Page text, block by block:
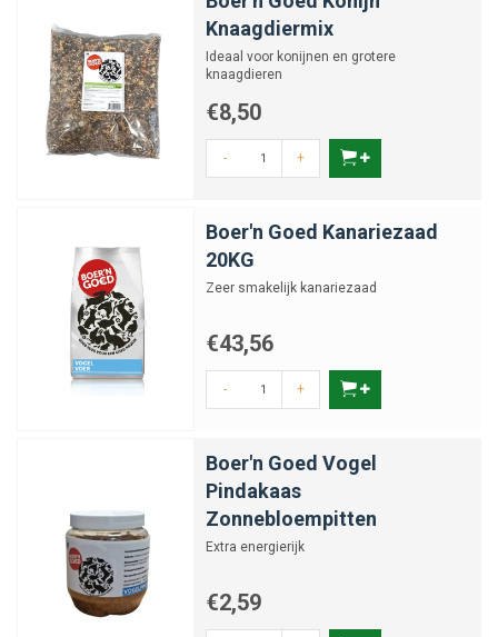
Knaagdiermix
Ideaal voor konijnen en grotere
knaagdieren
€8,50
- +
Boer'n Goed Kanariezaad
20KG
Zeer smakelijk kanariezaad
€43,56
- +
Boer'n Goed Vogel
Pindakaas
Zonnebloempitten
Extra energierijk
€2,59